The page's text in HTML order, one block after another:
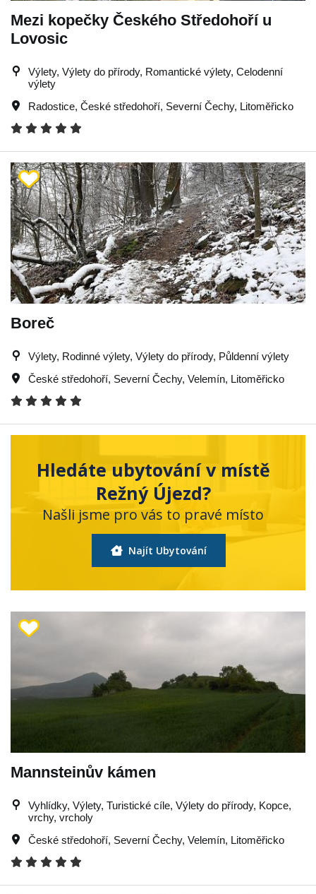
Mezi kopečky Českého Středohoří u
Lovosic
Výlety, Výlety do přírody, Romantické výlety, Celodenní
výlety
Radostice, České středohoří, Severní Čechy, Litoměřicko
Boreč
Výlety, Rodinné výlety, Výlety do přírody, Půldenní výlety
České středohoří, Severní Čechy, Velemín, Litoměřicko
Hledáte ubytování v místě
Režný Újezd?
Našli jsme pro vás to pravé místo
Najít Ubytování
Mannsteinův kámen
Vyhlídky, Výlety, Turistické cíle, Výlety do přírody, Kopce,
vrchy, vrcholy
České středohoří, Severní Čechy, Velemín, Litoměřicko